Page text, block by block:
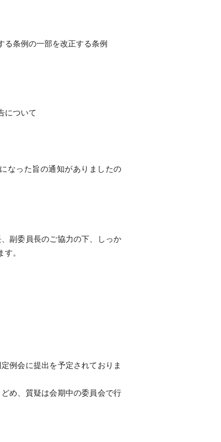
る条例の一部を改正する条例
について
なった旨の通知がありましたの
副委員長のご協力の下、しっか
。
例会に提出を予定されておりま
め、質疑は会期中の委員会で行